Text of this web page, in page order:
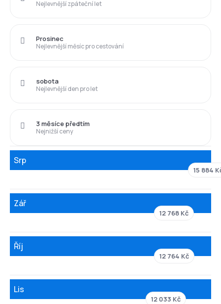
Nejlevnější zpáteční let
Nejlevnější měsíc pro cestování
Prosinec
Nejlevnější den pro let
sobota
Nejnižší ceny
3 měsíce předtím
Srp
15 884
Zář
12 768 Kč
Říj
12 764 Kč
Lis
12 033 Kč